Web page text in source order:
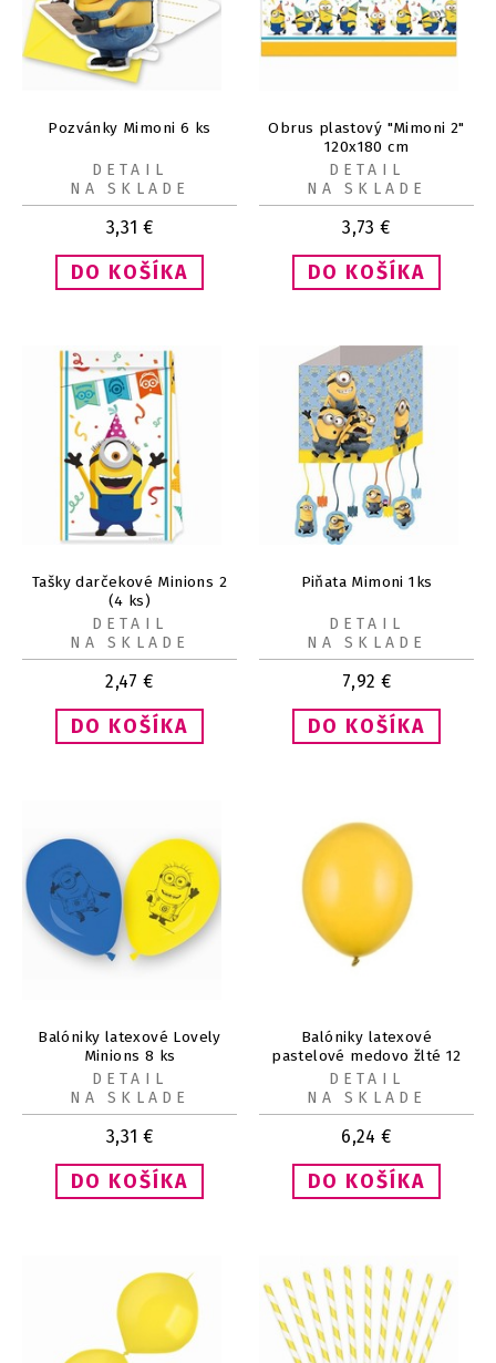
Pozvánky Mimoni 6 ks
3,31 €
DETAIL
NA SKLADE
Obrus plastový "Mimoni 2"
120x180 cm
3,73 €
DETAIL
NA SKLADE
Tašky darčekové Minions 2
(4 ks)
2,47 €
DETAIL
NA SKLADE
Piňata Mimoni 1ks
7,92 €
DETAIL
NA SKLADE
Balóniky latexové Lovely
Minions 8 ks
3,31 €
DETAIL
NA SKLADE
Balóniky latexové
pastelové medovo žlté 12
cm, 100 ks
6,24 €
DETAIL
NA SKLADE